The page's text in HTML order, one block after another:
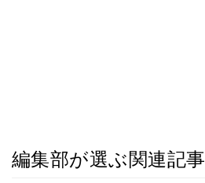
編集部が選ぶ関連記事